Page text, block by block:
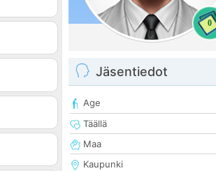
0
Jäsentiedot
Age
Täällä
Maa
Kaupunki